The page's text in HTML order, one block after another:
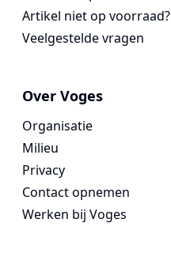
Artikel niet op voorraad?
Veelgestelde vragen
Over Voges
Organisatie
Milieu
Privacy
Contact opnemen
Werken bij Voges